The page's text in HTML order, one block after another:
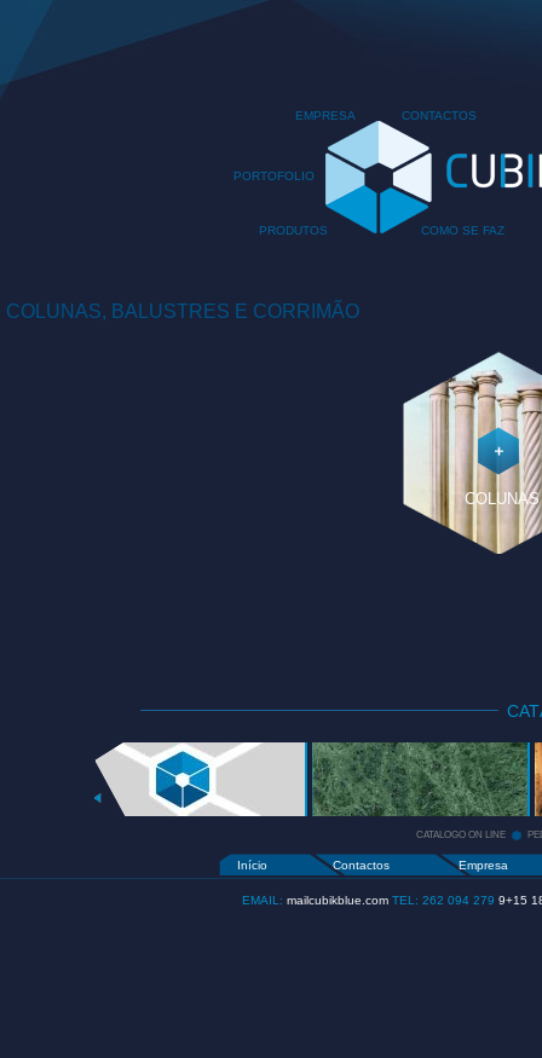
CONTACTOS
EMPRESA
PORTOFOLIO
PRODUTOS COMO SE FAZ
COLUNAS, BALUSTRES E CORRIMÃO
COLUNAS
CATALOGO
ON LINE
+
CATALOGO ON LINE
Início Contactos Empresa
EMAIL: mailcubikblue.com TEL: 262 094 279 9+15